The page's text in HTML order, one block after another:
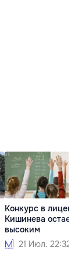
Конкурс в лицеи
Кишинева
высоким
21 Июл. 22:32